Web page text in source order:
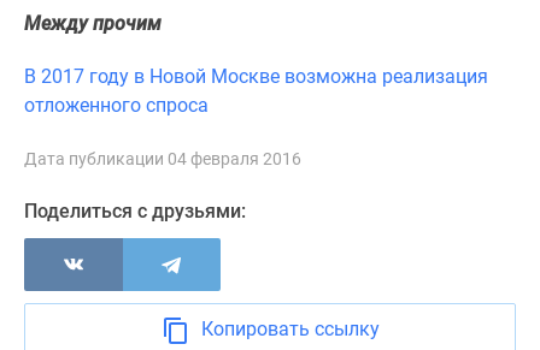
Медиа
Новости
Мнение
Аналитика
рынка
Покупателю
Экспертиза
Между прочим
В 2017 году в Новой Москве возможна реализация
отложенного спроса
Дата публикации 04 февраля 2016
Поделиться с друзьями:
Копировать ссылку